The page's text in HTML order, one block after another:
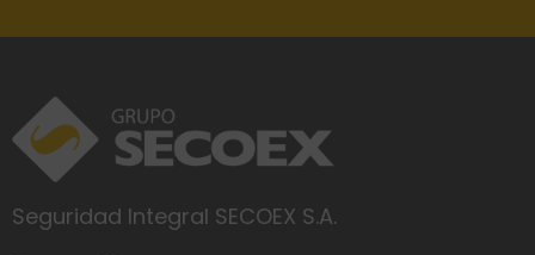
Seguridad Integral SECOEX S.A.